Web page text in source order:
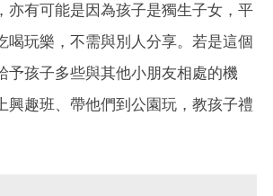
亦有可能是因為孩子是獨生子女，平
喝玩樂，不需與別人分享。若是這個
予孩子多些與其他小朋友相處的機
興趣班、帶他們到公園玩，教孩子禮